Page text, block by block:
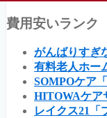
費用安いランク
がんばりすぎ
有料老人ホー
SOMPOケア
HITOWAケア
レイクス21「